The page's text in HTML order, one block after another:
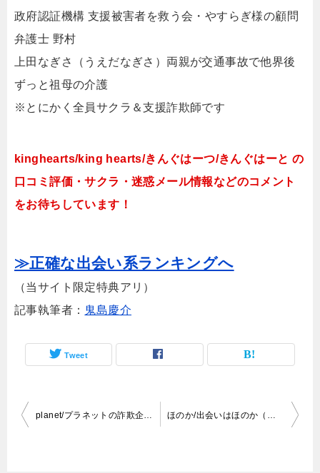
政府認証機構 支援被害者を救う会・やすらぎ様の顧問
弁護士 野村
上田なぎさ（うえだなぎさ）両親が交通事故で他界後
ずっと祖母の介護
※とにかく全員サクラ＆支援詐欺師です
kinghearts/king hearts/きんぐはーつ/きんぐはーと の
口コミ評価・サクラ・迷惑メール情報などのコメント
をお待ちしています！
≫正確な出会い系ランキングへ
（当サイト限定特典アリ）
記事執筆者： 鬼島慶介
Tweet
投